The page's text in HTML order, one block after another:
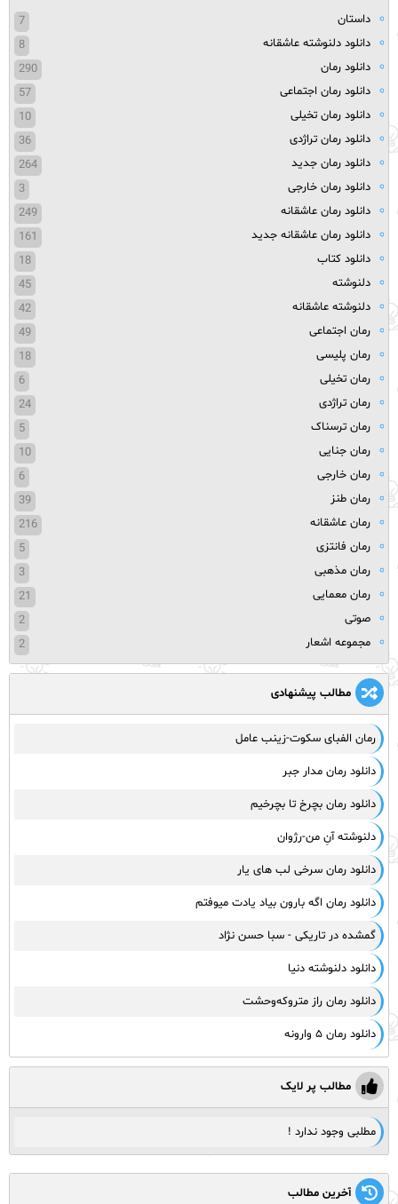
داستان
7
دانلود دلنوشته عاشقانه
8
دانلود رمان
290
دانلود رمان اجتماعی
57
دانلود رمان تخیلی
10
دانلود رمان تراژدی
36
دانلود رمان جدید
264
دانلود رمان خارجی
3
دانلود رمان عاشقانه
249
دانلود رمان عاشقانه جدید
161
دانلود کتاب
18
دلنوشته
45
دلنوشته عاشقانه
42
رمان اجتماعی
49
رمان پلیسی
18
رمان تخیلی
6
رمان تراژدی
24
رمان ترسناک
5
رمان جنایی
10
رمان خارجی
6
رمان طنز
39
رمان عاشقانه
216
رمان فانتزی
5
رمان مذهبی
3
رمان معمایی
21
صوتی
2
مجموعه اشعار
2
مطالب پیشنهادی
رمان الفبای سکوت-زینب عامل
دانلود رمان مدار جبر
دانلود رمان بچرخ تا بچرخیم
دلنوشته آنِ من-رژوان
دانلود رمان سرخی لب های یار
دانلود رمان اگه بارون بیاد یادت میوفتم
گمشده در تاریکی - سبا حسن نژاد
دانلود دلنوشته دنیا
دانلود رمان راز متروکه‌وحشت
دانلود رمان ۵ وارونه
مطالب پر لایک
مطلبی وجود ندارد !
آخرین مطالب